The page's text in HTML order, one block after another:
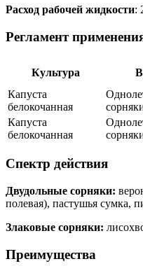
Расход рабочей жидкости:
Регламент
Культура
Капуста
белокочанная
Капуста
белокочанная
Спектр действия
Двудольные сорняки:
полевая), пастушья сумка,
Злаковые сорняки:
Преимущества